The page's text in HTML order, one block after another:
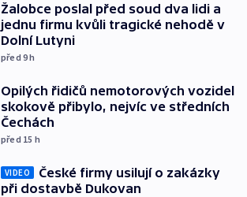
Žalobce poslal před soud dva lidi a
jednu firmu kvůli tragické nehodě v
Dolní Lutyni
před 9h
Opilých řidičů nemotorových vozidel
skokově přibylo, nejvíc ve středních
Čechách
před 15 h
VIDEO
České firmy usilují o zakázky
při dostavbě Dukovan